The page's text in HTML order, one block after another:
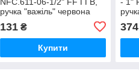
ручка "важіль" червона
131₴
Купити
374